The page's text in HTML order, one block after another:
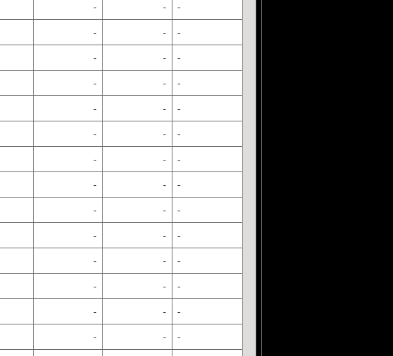
- - -
- - -
- - -
- - -
- - -
- - -
- - -
- - -
- - -
- - -
- - -
- - -
- - -
- - -